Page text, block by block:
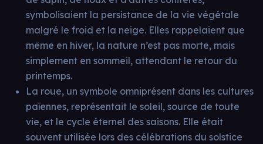
symbolisaient la persistance de la vie végétale
malgré le froid et la neige. Elles rappelaient que
même en hiver, la nature n’est pas morte, mais
simplement en sommeil, attendant le retour du
printemps.
La roue, un symbole omniprésent dans les cultures
païennes, représentait le soleil, source de toute
vie, et le cycle éternel des saisons. Elle était
souvent utilisée lors des célébrations du solstice